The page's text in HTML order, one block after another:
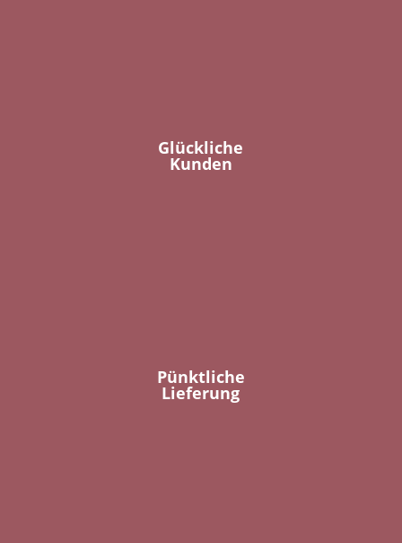
Glückliche
Kunden
Pünktliche
Lieferung